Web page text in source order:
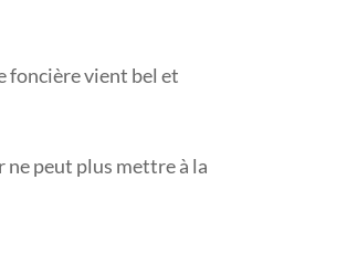
foncière vient bel et
peut plus mettre à la